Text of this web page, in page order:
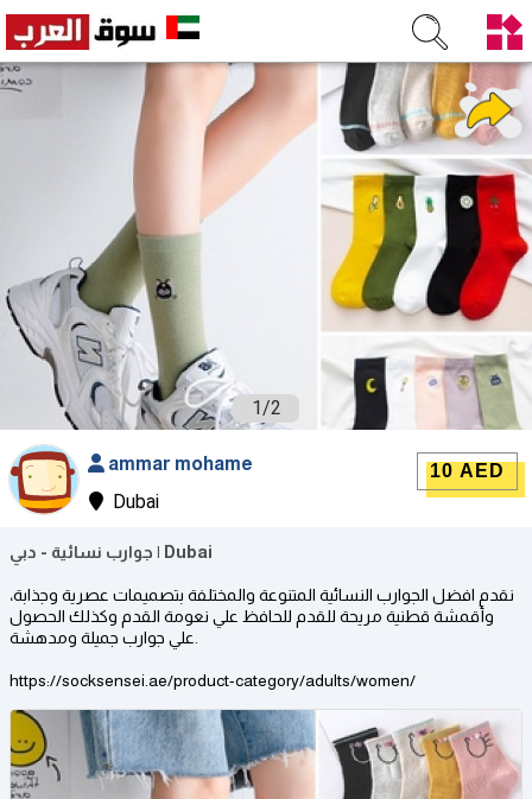
1/2
ammar mohame
Dubai
10 AED
جوارب نسائية - دبي | Dubai
نقدم افضل الجوارب النسائية المتنوعة والمختلفة بتصميمات عصرية وجذابة،
وأقمشة قطنية مريحة للقدم للحافظ علي نعومة القدم وكذلك الحصول
https://socksensei.ae/product-category/adults/women/